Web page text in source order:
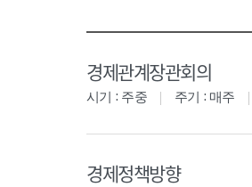
경제관계장관회의
시기 : 주중 주기 : 매주
경제정책방향